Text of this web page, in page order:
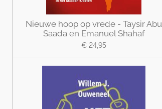
Nieuwe hoop op vrede - Taysir Abu
Saada en Emanuel Shahaf
€ 24,95